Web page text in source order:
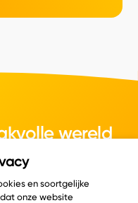
wereld
en soortgelijke
onze website